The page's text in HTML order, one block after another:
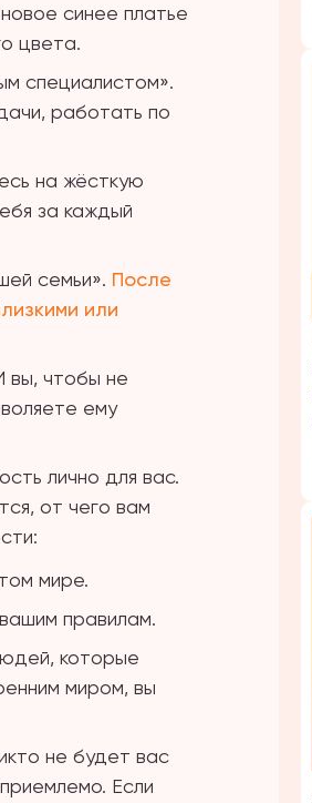
синее платье
цвета.
специалистом».
работать по
на жёсткую
за каждый
семьи». После
или
вы, чтобы не
ему
лично для вас.
от чего вам
мире.
правилам.
которые
миром, вы
не будет вас
Если